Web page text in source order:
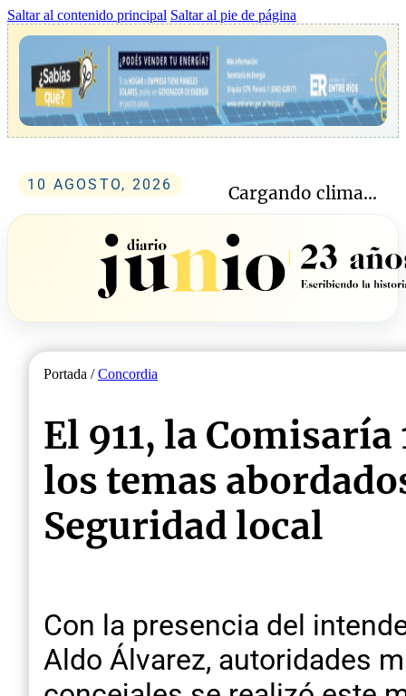
Saltar al contenido principal Saltar al pie de página
10 AGOSTO, 2026 Cargando clima...
Portada /Concordia
El 911, la
los temas
Seguridad local
Con la presencia del
Aldo Álvarez, autoridades